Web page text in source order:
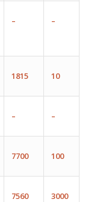
– –
1815 10
– –
7700 100
7560 3000